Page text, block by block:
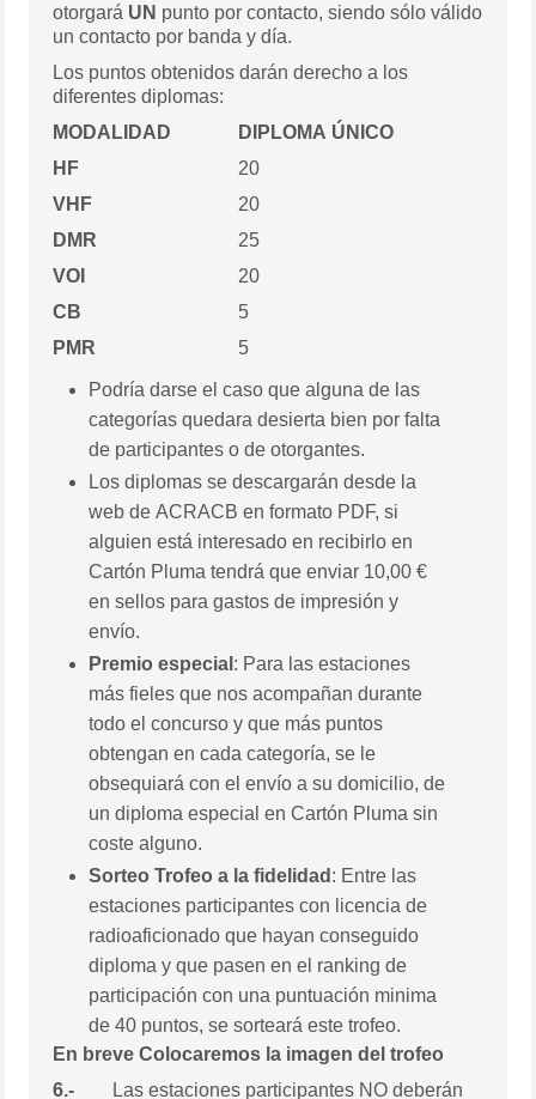
otorgará UN punto por contacto, siendo sólo válido
un contacto por banda y día.
Los puntos obtenidos darán derecho a los
diferentes diplomas:
MODALIDAD
DIPLOMA ÚNICO
HF
20
VHF
20
DMR
25
VOI
20
CB
5
PMR
5
Podría darse el caso que alguna de las
categorías quedara desierta bien por falta
de participantes o de otorgantes.
Los diplomas se descargarán desde la
web de ACRACB en formato PDF, si
alguien está interesado en recibirlo en
Cartón Pluma tendrá que enviar 10,00 €
en sellos para gastos de impresión y
envío.
Premio especial : Para las estaciones
más fieles que nos acompañan durante
todo el concurso y que más puntos
obtengan en cada categoría, se le
obsequiará con el envío a su domicilio, de
un diploma especial en Cartón Pluma sin
coste alguno.
Sorteo Trofeo a la fidelidad : Entre las
estaciones participantes con licencia de
radioaficionado que hayan conseguido
diploma y que pasen en el ranking de
participación con una puntuación minima
de 40 puntos, se sorteará este trofeo.
En breve Colocaremos la imagen del trofeo
6.-
Las estaciones participantes NO deberán